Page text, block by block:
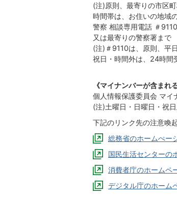
(注)原則、最寄りの市区
時間帯は、お住いの地域
警察 相談専用電話 ＃9110
又は最寄りの警察署まで
(注)＃9110は、原則、平
祝日・時間外は、24時間
《マイナンバーが含まれ
個人情報保護委員会 マ
(注)土曜日・日曜日・祝
下記のリンク先の注意喚
総務省のホームぺー
国民生活センターの
消費者庁のホームペ
デジタル庁のホーム